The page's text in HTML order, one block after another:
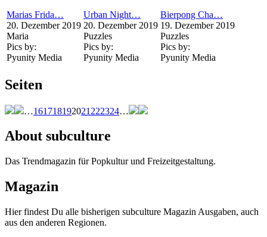
Marias Frida…
20. Dezember 2019
Maria
Pics by:
Pyunity Media
Urban Night…
20. Dezember 2019
Puzzles
Pics by:
Pyunity Media
Bierpong Cha…
19. Dezember 2019
Puzzles
Pics by:
Pyunity Media
Seiten
…161718192021 222324…
About subculture
Das Trendmagazin für Popkultur und Freizeitgestaltung.
Magazin
Hier findest Du alle bisherigen subculture Magazin Ausgaben, auch
aus den anderen Regionen.